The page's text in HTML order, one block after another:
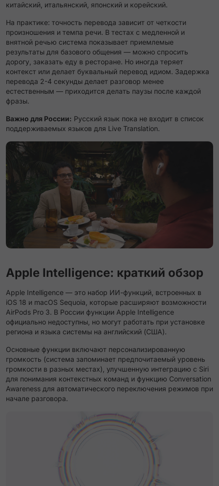
китайский, итальянский, японский и корейский.
На практике: точность перевода зависит от четкости
произношения и темпа речи. В тестах с медленной и
внятной речью система показывает приемлемые
результаты для базового общения — можно спросить
дорогу, заказать еду в ресторане. Но иногда теряет
контекст или делает буквальный перевод идиом. Задержка
перевода 2-4 секунды делает разговор менее
естественным — приходится делать паузы после каждой
фразы.
Важно для России: Русский язык пока не входит в список
поддерживаемых языков для Live Translation.
Apple Intelligence: краткий обзор
Apple Intelligence — это набор ИИ-функций, встроенных в
iOS 18 и macOS Sequoia, которые расширяют возможности
AirPods Pro 3. В России функции Apple Intelligence
официально недоступны, но могут работать при установке
региона и языка системы на английский (США).
Основные функции включают персонализированную
громкость (система запоминает предпочитаемый уровень
громкости в разных местах), улучшенную интеграцию с Siri
для понимания контекстных команд и функцию Conversation
Awareness для автоматического переключения режимов при
начале разговора.